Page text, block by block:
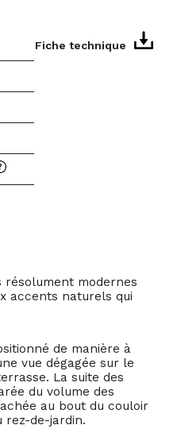
Fiche technique
résolument modernes
accents naturels qui
de manière à
vue dégagée sur le
La suite des
du volume des
au bout du couloir
rez-de-jardin.